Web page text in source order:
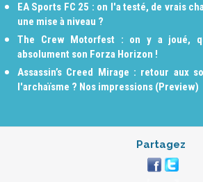
EA Sports FC 25 : on l'a testé, de vrais
une mise à niveau ?
The Crew Motorfest : on y a joué,
absolument son Forza Horizon !
Assassin’s Creed Mirage : retour aux
l'archaïsme ? Nos impressions (Preview)
Partagez